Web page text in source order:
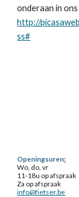
http://
ss#
Openingsuren:
Wo, do, vr
11-18u op afspraak
Za op afspraak
info@fietser.be